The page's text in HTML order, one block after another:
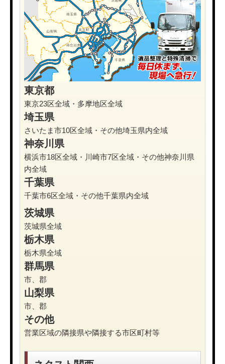
東京都
東京23区全域・多摩地区全域
埼玉県
さいたま市10区全域・その他埼玉県内全域
神奈川県
横浜市18区全域・川崎市7区全域・その他神奈川県
内全域
千葉県
千葉市6区全域・その他千葉県内全域
茨城県
茨城県全域
栃木県
栃木県全域
群馬県
市、郡
山梨県
市、郡
その他
営業区域の隣接県や隣接する市区町村等